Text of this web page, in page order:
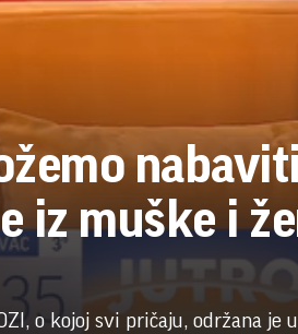
iz muške i
o kojoj svi pričaju, održana je